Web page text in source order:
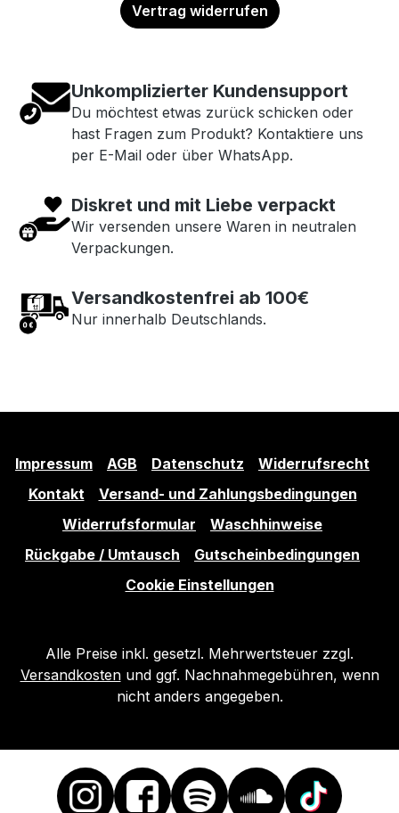
Vertrag widerrufen
Unkomplizierter Kundensupport
Du möchtest etwas zurück schicken oder
hast Fragen zum Produkt? Kontaktiere uns
per E-Mail oder über WhatsApp.
Diskret und mit Liebe verpackt
Wir versenden unsere Waren in neutralen
Verpackungen.
Versandkostenfrei ab 100€
Nur innerhalb Deutschlands.
Impressum AGB Datenschutz
Widerrufsrecht
Kontakt
Versand- und Zahlungsbedingungen
Widerrufsformular
Waschhinweise
Rückgabe / Umtausch
Gutscheinbedingungen
Cookie Einstellungen
Alle Preise inkl. gesetzl. Mehrwertsteuer zzgl.
Versandkostenund ggf. Nachnahmegebühren, wenn
nicht anders angegeben.